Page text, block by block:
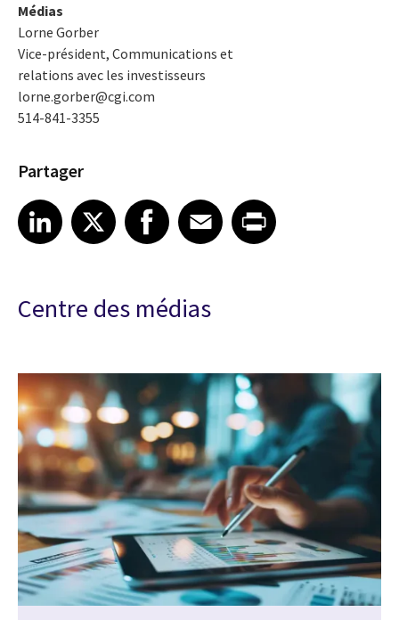
Médias
Lorne Gorber
Vice-président, Communications et
relations avec les investisseurs
lorne.gorber@cgi.com
514-841-3355
Partager
Share article on LinkedIn
LinkedIn
Share article on XShare article on Facebook
Facebook
Share article on Email
EmailShare article on Print
Centre des médias